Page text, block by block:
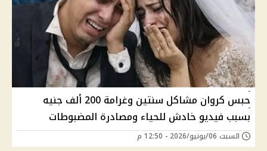
حبس كروان مشاكل سنتين وغرامة 200 ألف جنيه
بسبب فيديو خادش للحياء ومصادرة المضبوطات
السبت 06/يونيو/2026 - 12:50 م